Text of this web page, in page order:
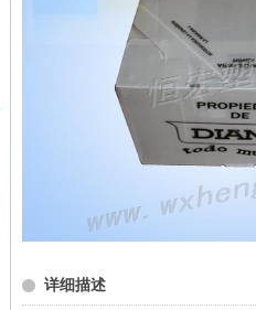
详细描述